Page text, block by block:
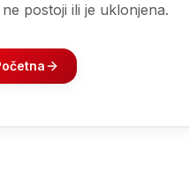
postoji ili je uklonjena.